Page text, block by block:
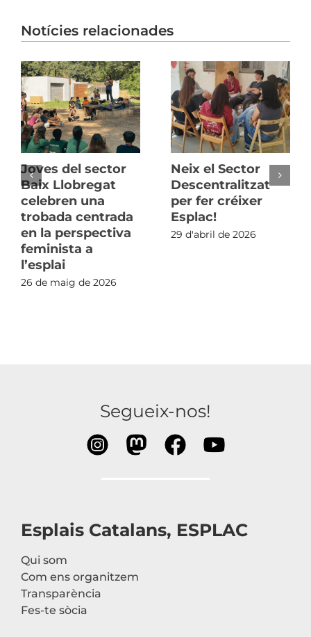
Notícies relacionades
Joves del sector
Baix Llobregat
celebren una
trobada centrada
en la perspectiva
feminista a
l’esplai
26 de maig de 2026
Neix el Sector
Descentralitzat
per fer créixer
Esplac!
29 d'abril de 2026
Segueix-nos!
Esplais Catalans, ESPLAC
Qui som
Com ens organitzem
Transparència
Fes-te sòcia